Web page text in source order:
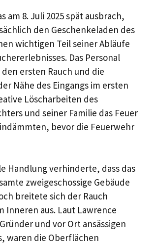
am 8. Juli 2025 spät ausbrach,
den Geschenkeladen des
wichtigen Teil seiner Abläufe
Das Personal
ersten Rauch und die
Nähe des Eingangs im ersten
Löscharbeiten des
und seiner Familie das Feuer
bevor die Feuerwehr
Handlung verhinderte, dass das
zweigeschossige Gebäude
breitete sich der Rauch
Inneren aus. Laut Lawrence
und vor Ort ansässigen
waren die Oberflächen